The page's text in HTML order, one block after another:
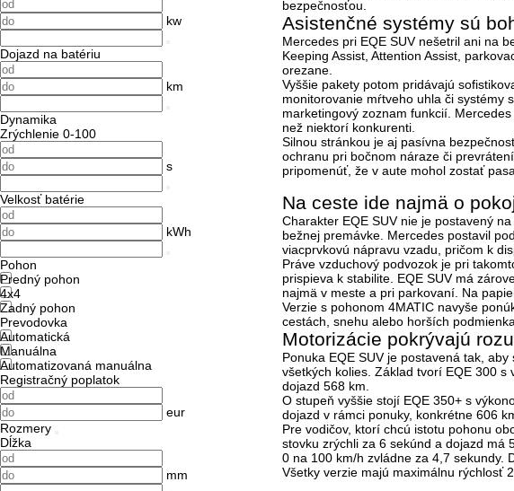
kw
Dojazd na batériu
km
Dynamika
Zrýchlenie 0-100
s
Velkosť batérie
kWh
Pohon
Predný pohon
4x4
Zadný pohon
Prevodovka
Automatická
Manuálna
Automatizovaná manuálna
Registračný poplatok
eur
Rozmery
Dĺžka
mm
bezpečnosťou.
Asistenčné systémy sú
Mercedes pri EQE SUV nešetril ani na
Keeping Assist, Attention Assist,
orezane.
Vyššie pakety potom pridávajú
monitorovanie mŕtveho uhla či systémy
marketingový zoznam funkcií.
než niektorí konkurenti.
Silnou stránkou je aj pasívna
ochranu pri bočnom náraze či
pripomenúť, že v aute mohol zostať
Na ceste ide najmä o
Charakter EQE SUV nie je postavený
bežnej premávke. Mercedes postavil
viacprvkovú nápravu vzadu, pričom k
Práve vzduchový podvozok je pri
prispieva k stabilite. EQE SUV má
najmä v meste a pri parkovaní. Na
Verzie s pohonom 4MATIC navyše
cestách, snehu alebo horších
Motorizácie pokrývajú
Ponuka EQE SUV je postavená tak,
všetkých kolies. Základ tvorí EQE 300 s
dojazd 568 km
O stupeň vyššie stojí EQE 350+ s
dojazd v rámci ponuky, konkrétne 606
Pre vodičov, ktorí chcú istotu pohonu
stovku zrýchli za 6 sekúnd a dojazd má
0 na 100 km/h zvládne za 4,7 sekundy.
Všetky verzie majú maximálnu rýchlosť